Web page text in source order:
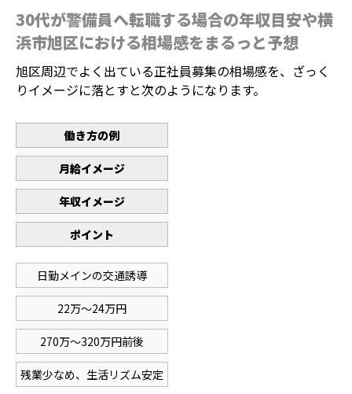
30代が警備員へ転職する場合の年収目安や横
浜市旭区における相場感をまるっと予想
旭区周辺でよく出ている正社員募集の相場感を、ざっく
りイメージに落とすと次のようになります。
働き方の例
月給イメージ
年収イメージ
ポイント
日勤メインの交通誘導
22万～24万円
270万～320万円前後
残業少なめ、生活リズム安定